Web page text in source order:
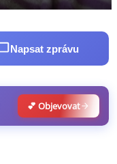
Napsat zprávu
💕 Objevovat